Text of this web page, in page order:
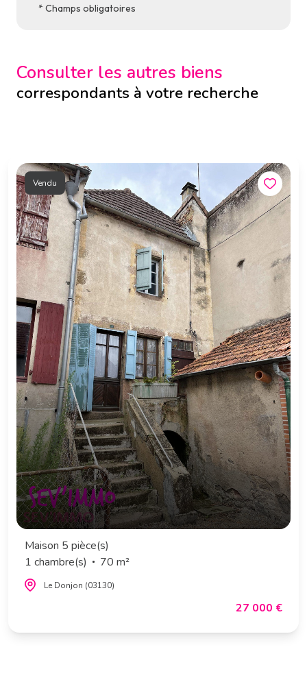
* Champs obligatoires
Consulter les autres biens
correspondants à votre recherche
Vendu
Maison 5 pièce(s)
1 chambre(s)
70 m²
Le Donjon (03130)
27 000 €